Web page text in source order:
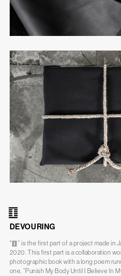
䷚
DEVOURING
"䷚” is the first part of a project made in
2020. This first part is a collaboration
photographic book with a long poem
one, “Punish My Body Until I Believe In